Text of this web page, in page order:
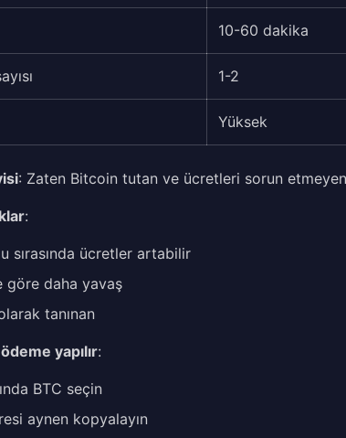
10-60 dakika
1-2
Yüksek
: Zaten Bitcoin tutan ve ücretleri sorun etmeyen
:
sırasında ücretler artabilir
göre daha yavaş
tanınan
yapılır:
BTC seçin
aynen kopyalayın